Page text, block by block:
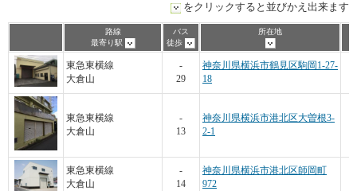
をクリックすると並びかえ出来ます
路線
最寄り駅
バス
徒歩
所在地
東急東横線
大倉山
-
29
神奈川県横浜市鶴見区駒岡1-27-
18
東急東横線
大倉山
-
13
神奈川県横浜市港北区大曽根3-
2-1
東急東横線
大倉山
-
14
神奈川県横浜市港北区師岡町
972